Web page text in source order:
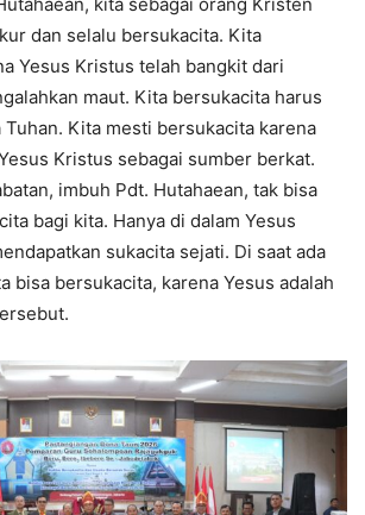
kita sebagai orang Kristen
dan selalu bersukacita. Kita
Yesus Kristus telah bangkit dari
maut. Kita bersukacita harus
Tuhan. Kita mesti bersukacita karena
Kristus sebagai sumber berkat.
imbuh Pdt. Hutahaean, tak bisa
bagi kita. Hanya di dalam Yesus
sukacita sejati. Di saat ada
bisa bersukacita, karena Yesus adalah